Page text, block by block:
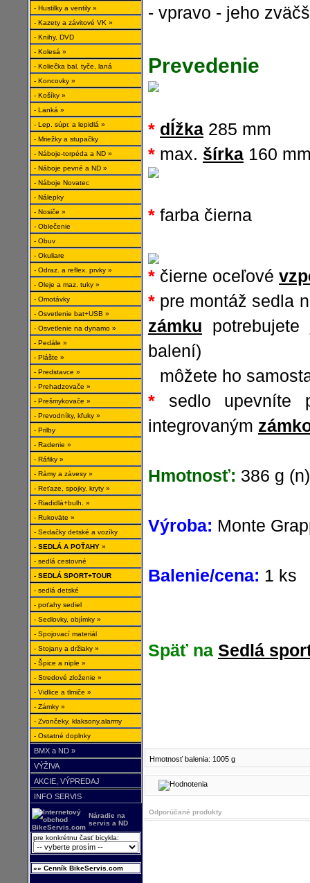
- Hustilky a ventily »
- Kazety a závitové VK »
- Knihy, DVD
- Kolesá »
- Koliečka bal, tyče, laná
- Koncovky »
- Košíky »
- Lanká »
- Lep. súpr. a lepidlá »
- Mriežky a stupačky
- Náboje-torpéda a ND »
- Náboje pevné a ND »
- Náboje Novatec
- Nálepky
- Nosiče »
- Oblečenie
- Obuv
- Okuliare
- Odraz. a reflex. prvky »
- Oleje a maz. tuky »
- Omotávky
- Osvetlenie bat+USB »
- Osvetlenie na dynamo »
- Pedále »
- Plášte »
- Predstavce »
- Prehadzovače »
- Prešmykovače »
- Prevodníky, kľuky »
- Prilby
- Radenie »
- Ráfiky »
- Rámy a závesy »
- Reťaze, spojky, kryty »
- Riadidlá+bulh. »
- Rukoväte »
- Sedačky detské a vozíky
- SEDLÁ A POŤAHY »
- sedlá cestovné
- SEDLÁ SPORT+TOUR
- sedlá detské
- poťahy sediel
- Sedlovky, objímky »
- Spojovací materiál
- Stojany a držiaky »
- Špice a niple »
- Stredové zloženie »
- Vidlice a tlmiče »
- Zámky »
- Zvončeky, klaksony,alarmy
- Ostatné doplnky
BMX a ND »
VÝŽIVA
AKCIE, VÝPREDAJ
INFO SERVIS
Náradie na
servis a ND
pre konkrétnu časť bicykla:
»» Cenník BikeServis.com
- vpravo - jeho
Prevedenie
* dĺžka 285 mm
* max. šírka 160
* farba čierna
* čierne oceľové
* pre montáž sedla
zámku potrebujete
balení)
môžete ho
* sedlo upevníte
integrovaným
Hmotnosť: 386 g (n)
Výroba: Monte
Balenie/cena: 1 ks
Späť na Sedlá
Hmotnosť balenia: 1005 g
Odporúčané produkty